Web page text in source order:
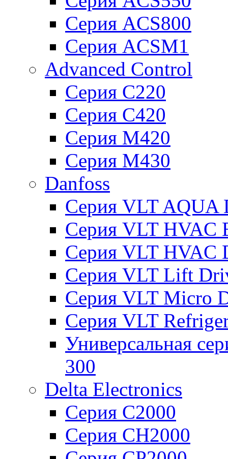
Серия ACS800
Серия ACSM1
Advanced Control
Серия C220
Серия C420
Серия M420
Серия M430
Danfoss
Серия VLT AQUA
Серия VLT HVAC
Серия VLT HVAC
Серия VLT Lift
Серия VLT Micro
Серия VLT
Универсальная
300
Delta Electronics
Серия C2000
Серия CH2000